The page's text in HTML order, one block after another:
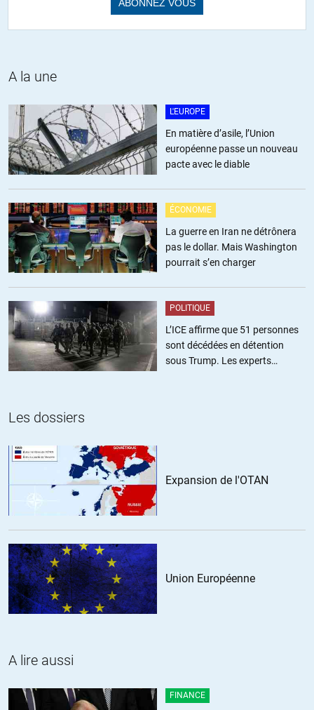
A la une
L'EUROPE
En matière d’asile, l’Union
européenne passe un nouveau
pacte avec le diable
ÉCONOMIE
La guerre en Iran ne détrônera
pas le dollar. Mais Washington
pourrait s’en charger
POLITIQUE
L’ICE affirme que 51 personnes
sont décédées en détention
sous Trump. Les experts
Les dossiers
Expansion de l'OTAN
Union Européenne
A lire aussi
FINANCE